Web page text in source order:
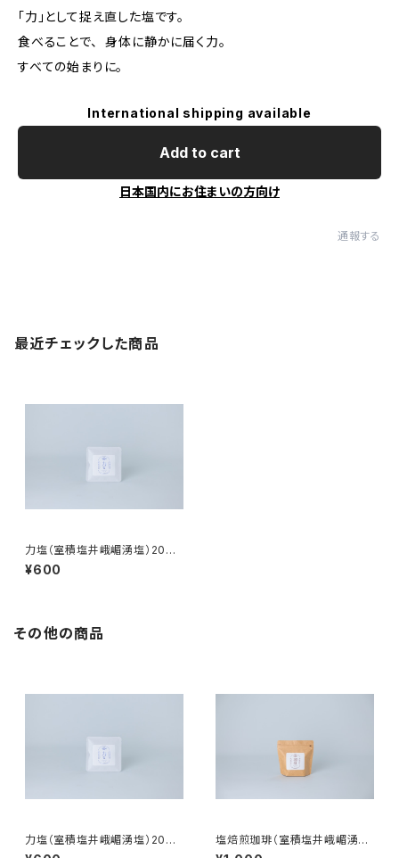
「力」として捉え直した塩です。
食べることで、 身体に静かに届く力。
すべての始まりに。
International shipping available
Add to cart
日本国内にお住まいの方向け
通報する
最近チェックした商品
力塩（室積塩井峨嵋湧塩）20g
お試し袋
¥600
その他の商品
力塩（室積塩井峨嵋湧塩）20g
お試し袋
塩焙煎珈琲（室積塩井峨嵋湧
塩）100g 袋